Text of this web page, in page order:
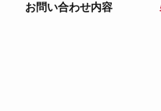
お問い合わせ内容